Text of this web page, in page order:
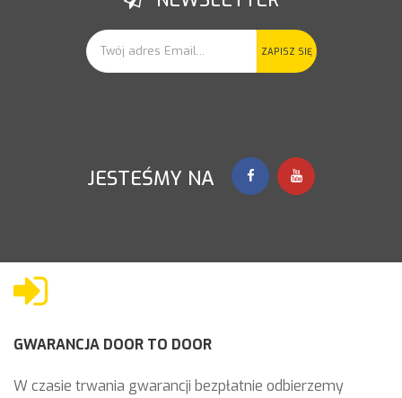
ZAPISZ SIĘ
JESTEŚMY NA
GWARANCJA DOOR TO DOOR
W czasie trwania gwarancji bezpłatnie odbierzemy